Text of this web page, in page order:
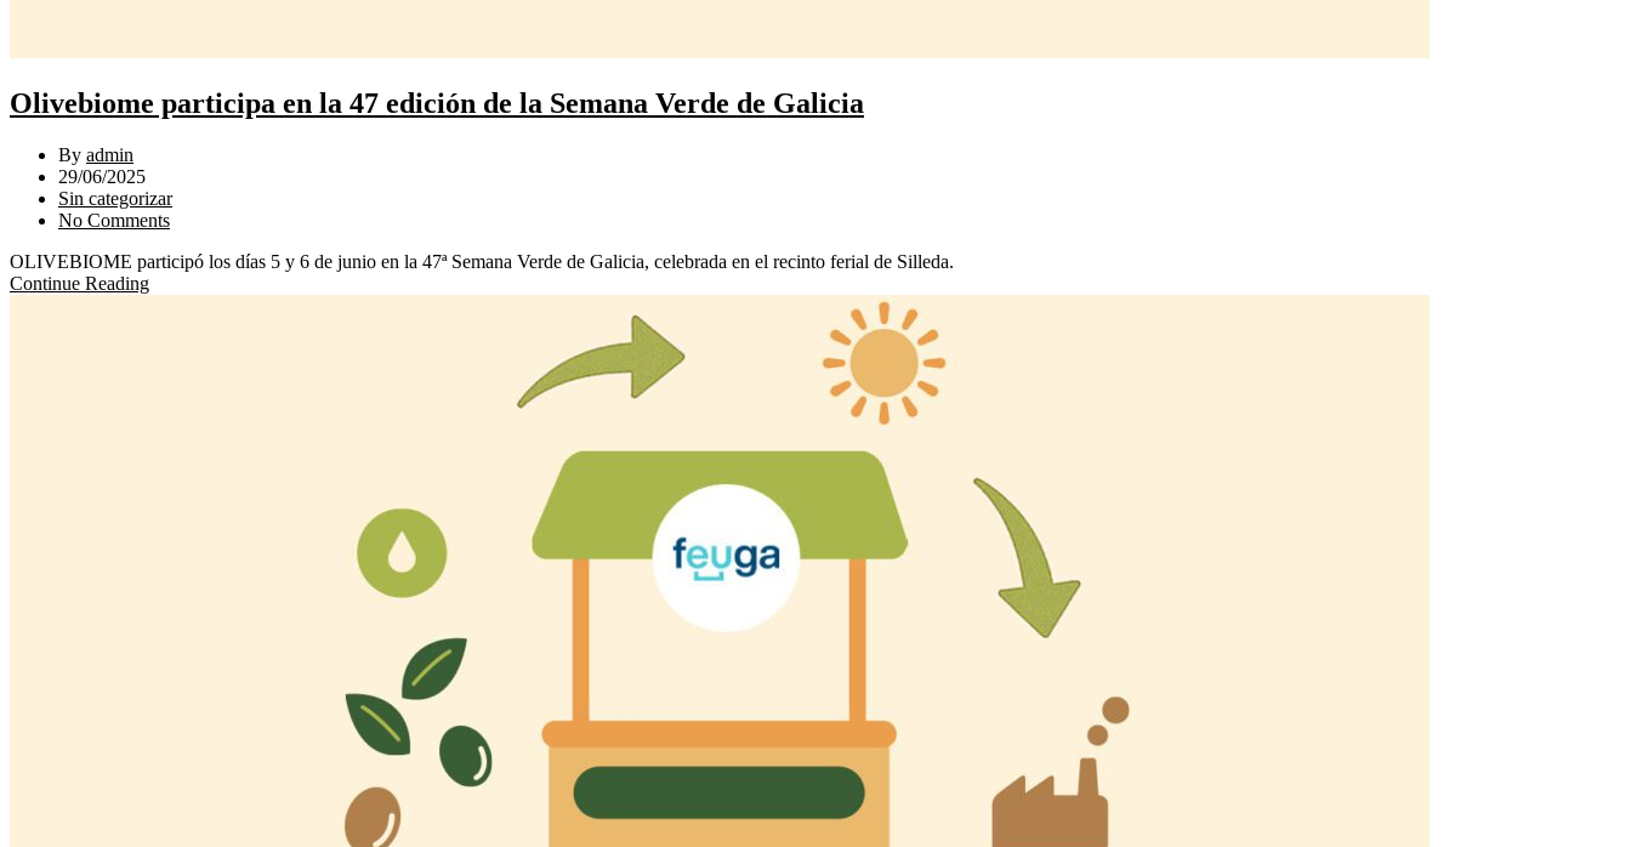
Olivebiome participa en la 47 edición de la Semana Verde de Galicia
By admin
29/06/2025
Sin categorizar
No Comments
OLIVEBIOME participó los días 5 y 6 de junio en la 47ª Semana Verde de Galicia, celebrada en el recinto ferial de Silleda.
Continue Reading